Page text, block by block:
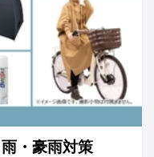
・豪雨対策